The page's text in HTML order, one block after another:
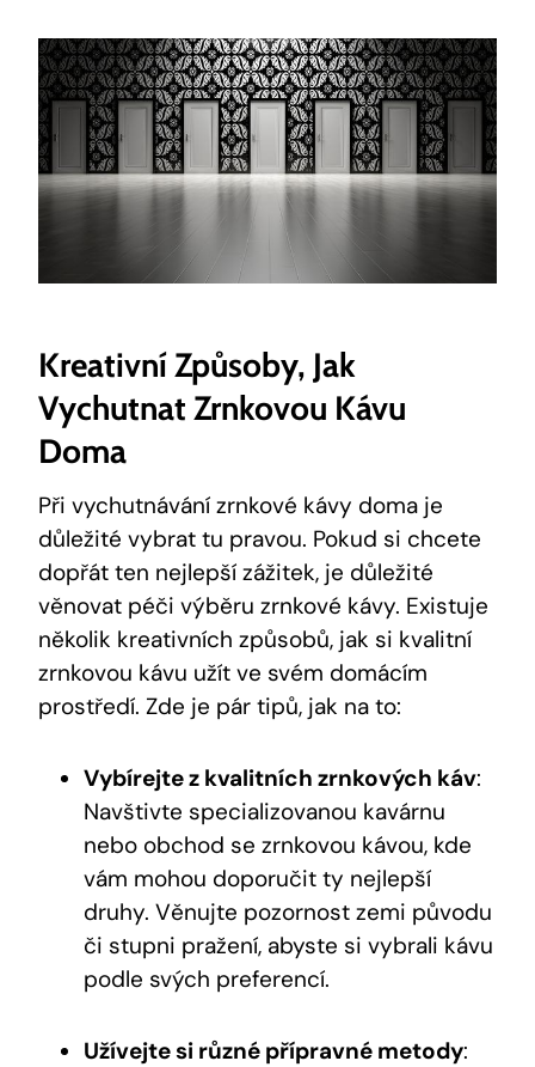
Kreativní Způsoby, Jak
Vychutnat Zrnkovou Kávu
Doma
Při vychutnávání zrnkové kávy doma je
důležité vybrat tu pravou. Pokud si chcete
dopřát ten nejlepší zážitek, je důležité
věnovat péči výběru zrnkové kávy. Existuje
několik kreativních způsobů, jak si kvalitní
zrnkovou kávu užít ve svém domácím
prostředí. Zde je pár tipů, jak na to:
Vybírejte z kvalitních zrnkových káv:
Navštivte specializovanou kavárnu
nebo obchod se zrnkovou kávou, kde
vám mohou doporučit ty nejlepší
druhy. Věnujte pozornost zemi původu
či stupni pražení, abyste si vybrali kávu
podle svých preferencí.
Užívejte si různé přípravné metody: